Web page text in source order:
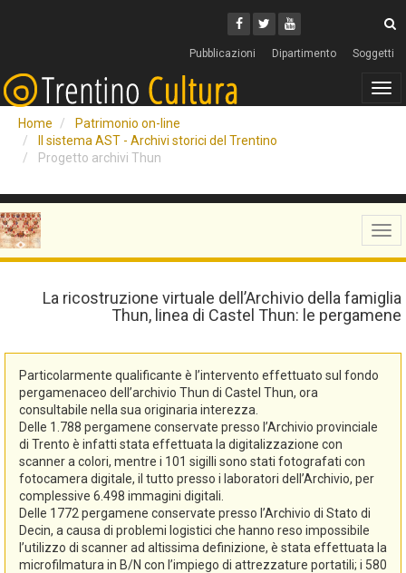
Facebook
Twitter
Youtube
Pubblicazioni Dipartimento Soggetti
Home
Patrimonio on-line
Il sistema AST - Archivi storici del Trentino
Progetto archivi Thun
La ricostruzione virtuale dell’Archivio della famiglia
Thun, linea di Castel Thun: le pergamene
Particolarmente qualificante è l’intervento effettuato sul fondo
pergamenaceo dell’archivio Thun di Castel Thun, ora
consultabile nella sua originaria interezza.
Delle 1.788 pergamene conservate presso l’Archivio provinciale
di Trento è infatti stata effettuata la digitalizzazione con
scanner a colori, mentre i 101 sigilli sono stati fotografati con
fotocamera digitale, il tutto presso i laboratori dell’Archivio, per
complessive 6.498 immagini digitali.
Delle 1772 pergamene conservate presso l’Archivio di Stato di
Decin, a causa di problemi logistici che hanno reso impossibile
l’utilizzo di scanner ad altissima definizione, è stata effettuata la
microfilmatura in B/N con l’impiego di attrezzature portatili; i 580